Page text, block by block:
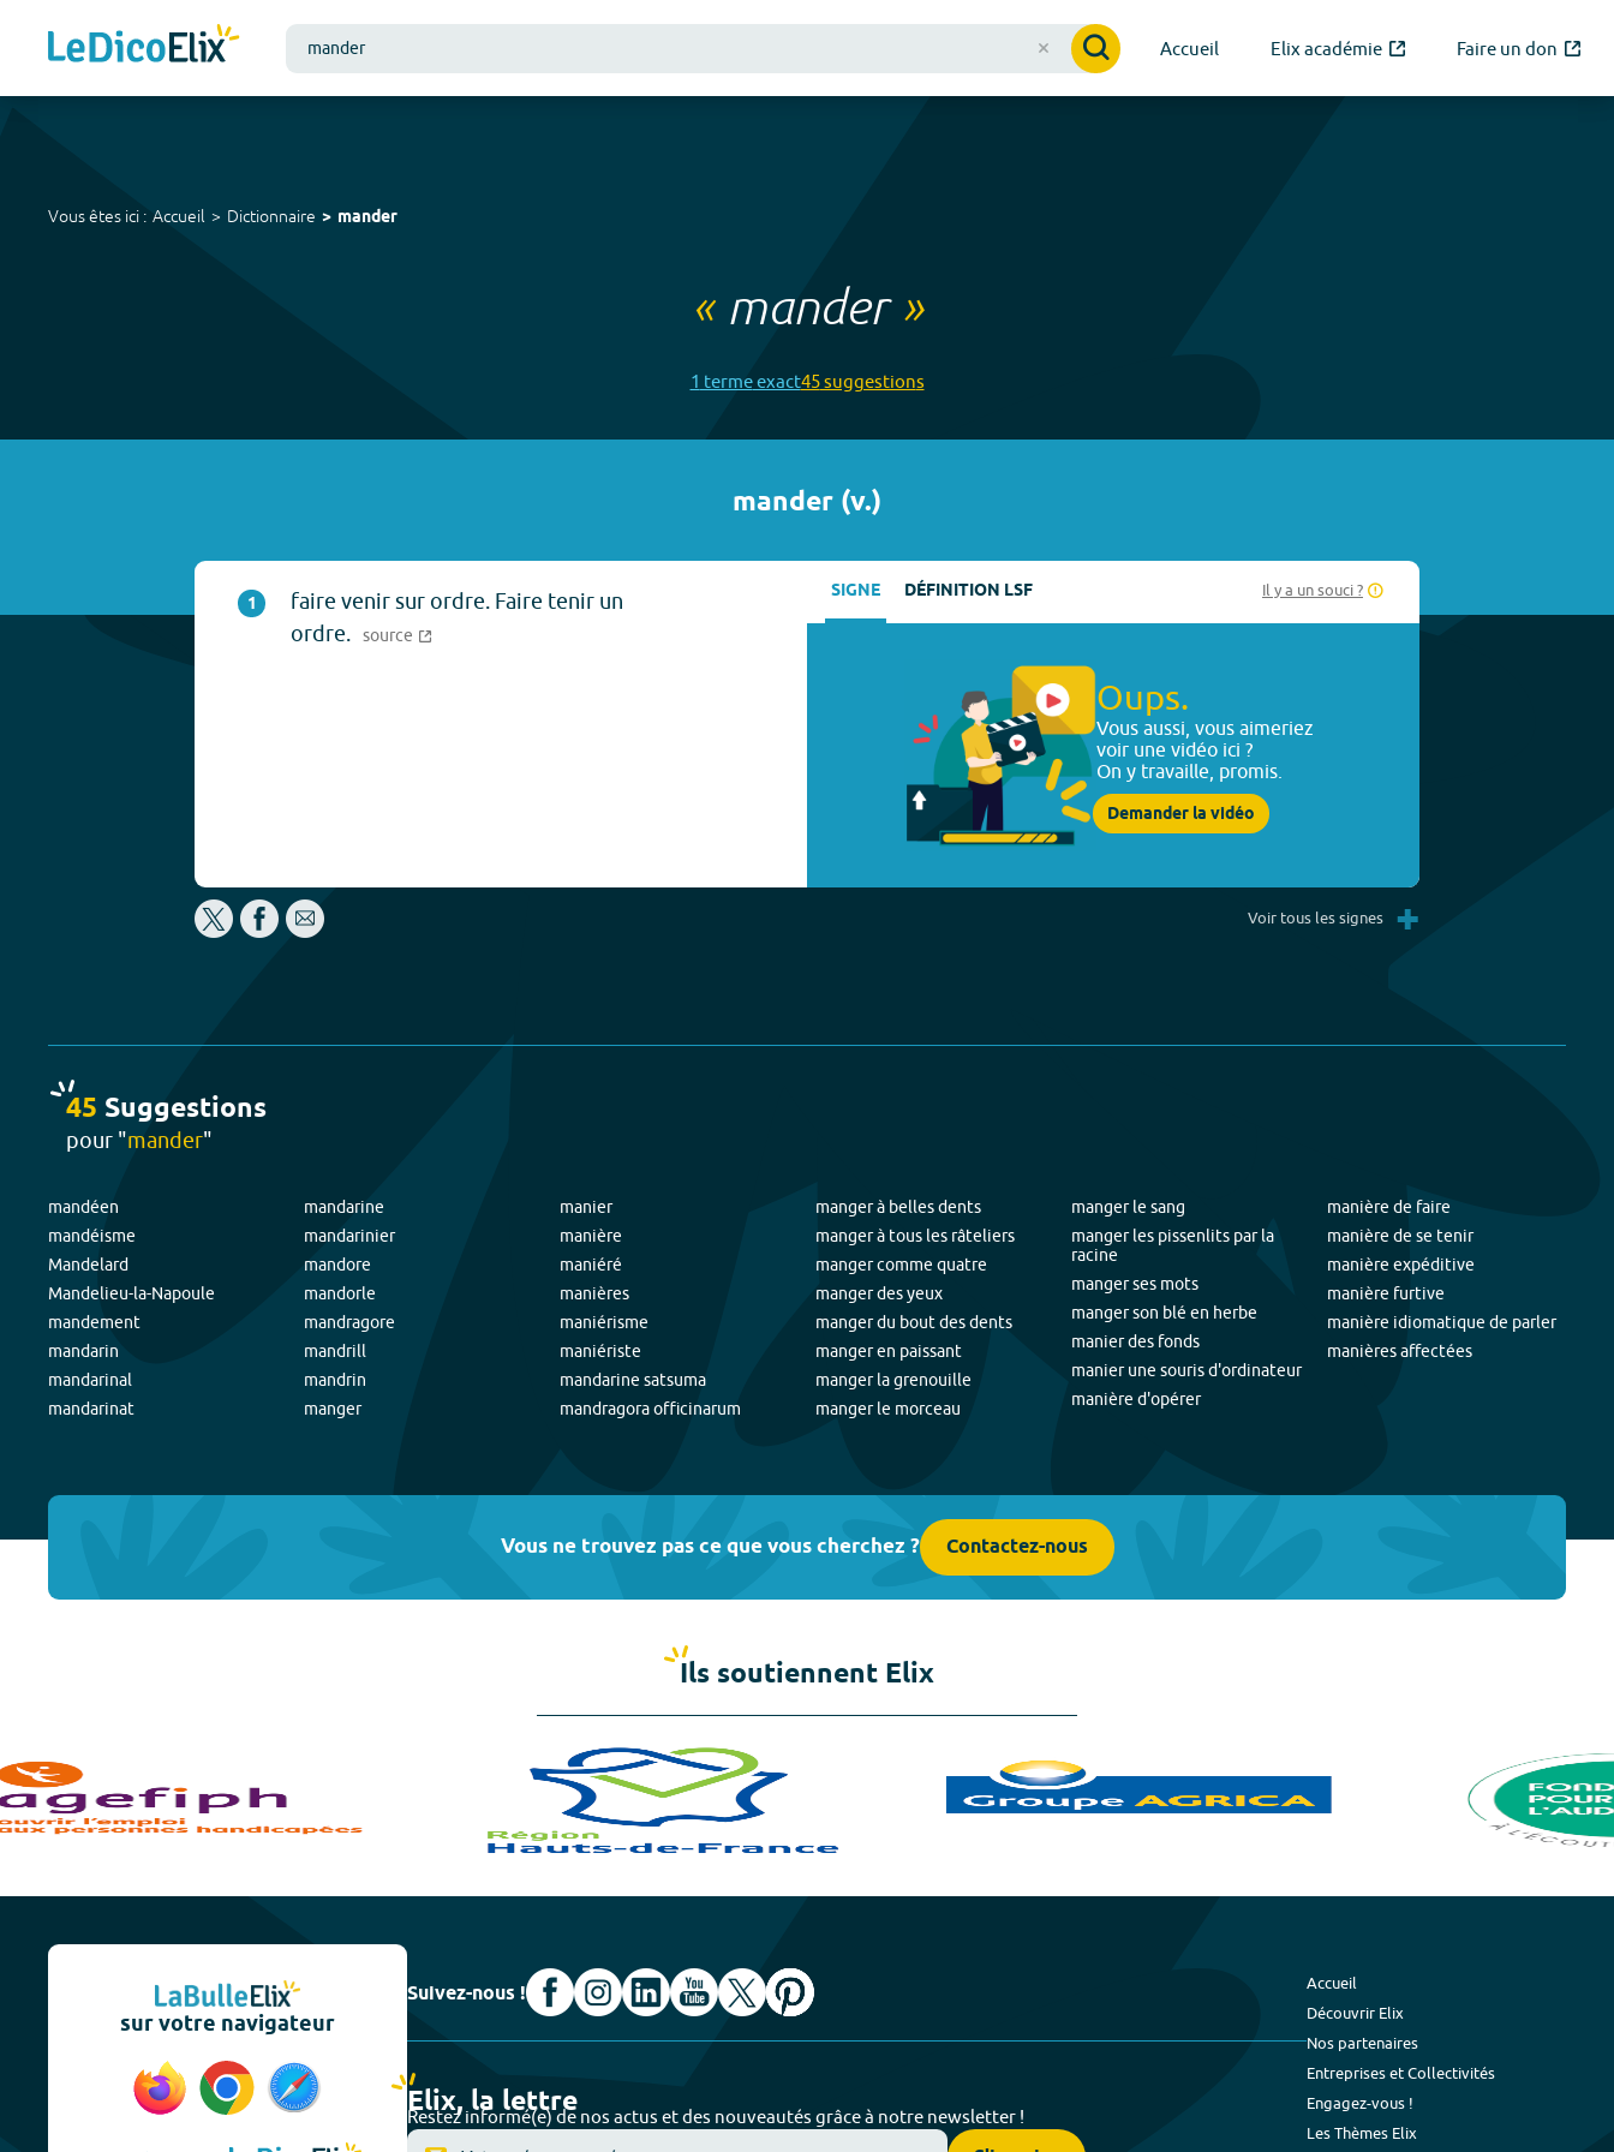
Accueil Elix académie Faire un don
Vous êtes ici : Accueil Dictionnaire mander
« mander»
1 termeexact45suggestions
mander (v.)
1
faire venir sur ordre. Faire tenir un
ordre. source
SIGNE DÉFINITION LSF Il y a un souci ?
Oups.
Vous aussi, vous aimeriez
voir une vidéo ici ?
On y travaille, promis.
Demander la vidéo
Voir tous les signes +
45 Suggestions
pour "mander"
mandéen
mandéisme
Mandelard
Mandelieu-la-Napoule
mandement
mandarin
mandarinal
mandarinat
mandarine
mandarinier
mandore
mandorle
mandragore
mandrill
mandrin
manger
manier
manière
maniéré
manières
maniérisme
maniériste
mandarine satsuma
mandragora officinarum
manger à belles dents
manger à tous les râteliers
manger comme quatre
manger des yeux
manger du bout des dents
manger en paissant
manger la grenouille
manger le morceau
manger le sang
manger les pissenlits par la
racine
manger ses mots
manger son blé en herbe
manier des fonds
manier une souris d'ordinateur
manière d'opérer
manière de faire
manière de se tenir
manière expéditive
manière furtive
manière idiomatique de parler
manières affectées
Vous ne trouvez pas ce que vous cherchez ? Contactez-nous
Ils soutiennent Elix
sur votre navigateur
Suivez-nous !
Elix, la lettre
Restez informé(e) de nos actus et des nouveautés grâce à notre newsletter !
Accueil
Découvrir Elix
Nos partenaires
Entreprises et Collectivités
Engagez-vous !
Les Thèmes Elix